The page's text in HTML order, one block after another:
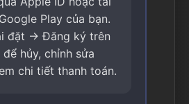
Play của bạn.
đặt → Đăng ký trên
hủy, chỉnh sửa
chi tiết thanh toán.